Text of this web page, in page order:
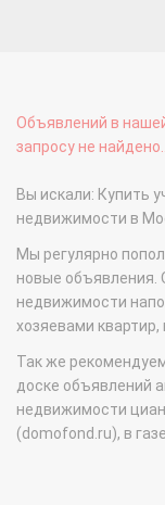
Объявлений в
запросу не
Вы искали: Купить
недвижимости в
Мы регулярно
новые объявления.
недвижимости
хозяевами
Так же
доске объявлений
недвижимости
(domofond.ru), в